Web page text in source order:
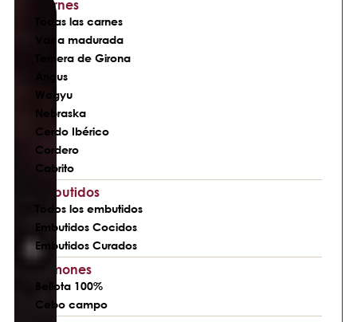
Carnes
Todas las carnes
Vaca madurada
Ternera de Girona
Angus
Wagyu
Nebraska
Cerdo Ibérico
Cordero
Cabrito
Embutidos
Todos los embutidos
Embutidos Cocidos
Embutidos Curados
Jamones
Bellota 100%
Cebo campo